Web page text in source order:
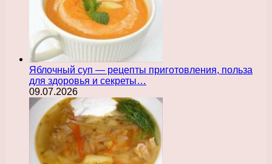
Яблочный суп — рецепты приготовления, польза
для здоровья и секреты…
09.07.2026